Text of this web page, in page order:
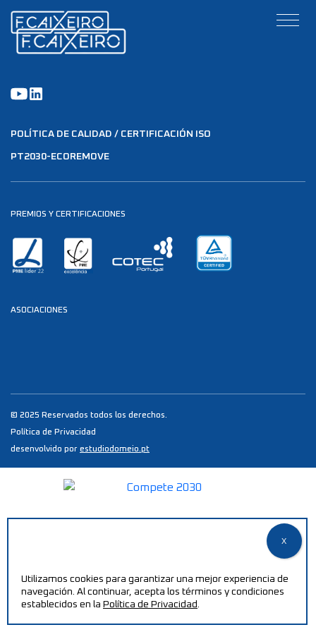
POLÍTICA DE CALIDAD / CERTIFICACIÓN ISO
PT2030-ECOREMOVE
PREMIOS Y CERTIFICACIONES
ASOCIACIONES
© 2025 Reservados todos los derechos.
Política de Privacidad
desenvolvido por estudiodomeio.pt
Utilizamos cookies para garantizar una mejor experiencia de
navegación. Al continuar, acepta los términos y condiciones
establecidos en la Política de Privacidad.